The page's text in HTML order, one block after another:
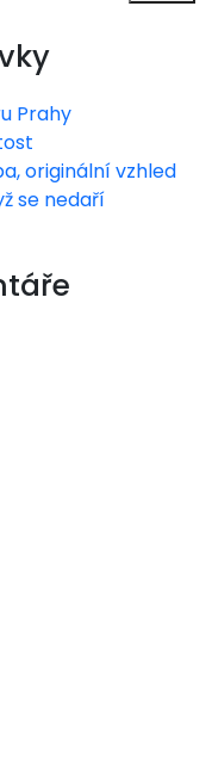
Prahy
originální vzhled
se nedaří